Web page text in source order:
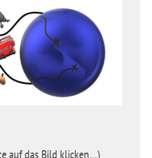
auf das Bild klicken…)